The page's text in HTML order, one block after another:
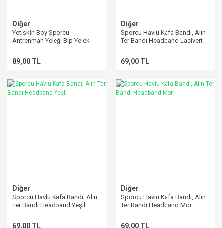
Diğer
Yetişkin Boy Sporcu
Antrenman Yeleği Bip Yelek
89,00 TL
Diğer
Sporcu Havlu Kafa Bandı, Alın
Ter Bandı Headband Lacivert
69,00 TL
Diğer
Sporcu Havlu Kafa Bandı, Alın
Ter Bandı Headband Yeşil
69,00 TL
Diğer
Sporcu Havlu Kafa Bandı, Alın
Ter Bandı Headband Mor
69,00 TL